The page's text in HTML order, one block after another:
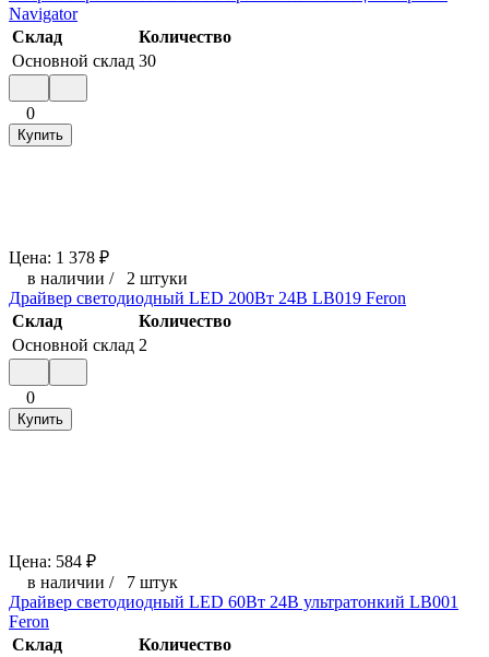
Navigator
Склад
Количество
Основной склад 30
0
Купить
Цена: 1 378 ₽
в наличии / 2 штуки
Драйвер светодиодный LED 200Вт 24В LB019 Feron
Склад
Количество
Основной склад 2
0
Купить
Цена: 584 ₽
в наличии / 7 штук
Драйвер светодиодный LED 60Вт 24В ультратонкий LB001
Feron
Склад
Количество